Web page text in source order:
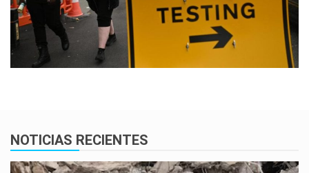
NOTICIAS RECIENTES